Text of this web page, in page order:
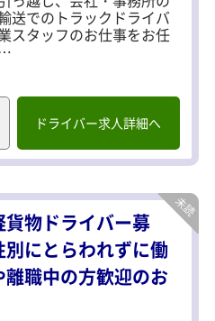
えた雰囲気作りを心がけ
のため、平均勤続年数は
！
社への移動が可能 ※引っ
※引っ越し業務の例＞
向けて出発
の引越作業（1軒目）※1
憩
の引越作業（2軒目）
制度
社員に同行し、運転や作
送でのトラックドライバ
スタッフのお仕事をお任
ムになり、トラックに乗
かい作業を行います。作
担が非常に大切となるた
ークが重視されます。ト
2tトラックですが、現場
て4tトラックの運転をす
ます。
の場合
へ出版・印刷物を輸送し
す。ほとんどが企業の工
倉庫などへの輸送となっ
2t～4tトラックの運転とフ
ドライバー求人詳細へ
貨物ドライバー募
にとらわれずに働
職中の方歓迎のお